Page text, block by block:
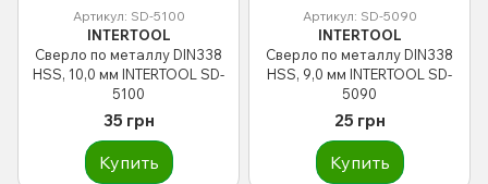
Артикул: SD-5100
INTERTOOL
Сверло по металлу DIN338
HSS, 10,0 мм INTERTOOL SD-
5100
35 грн
Купить
Артикул: SD-5090
INTERTOOL
Сверло по металлу DIN338
HSS, 9,0 мм INTERTOOL SD-
5090
25 грн
Купить